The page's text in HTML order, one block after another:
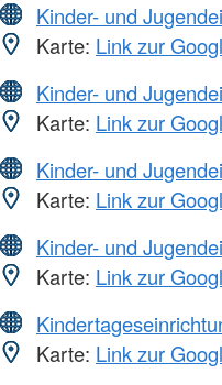
Kinder- und
Karte: Link zur
Kinder- und
Karte: Link zur
Kinder- und
Karte: Link zur
Kinder- und
Karte: Link zur
Karte: Link zur